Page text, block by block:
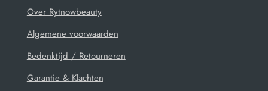
Over Rytnowbeauty
Algemene voorwaarden
Bedenktijd / Retourneren
Garantie & Klachten